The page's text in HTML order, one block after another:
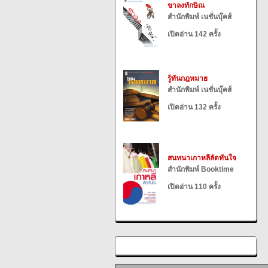
ขาลงทักษิณ
สำนักพิมพ์ เนชั่นบุ๊คส์
เปิดอ่าน 142 ครั้ง
รู้ทันกฎหมาย
สำนักพิมพ์ เนชั่นบุ๊คส์
เปิดอ่าน 132 ครั้ง
สนทนาเกาหลีลัดทันใจ
สำนักพิมพ์ Booktime
เปิดอ่าน 110 ครั้ง